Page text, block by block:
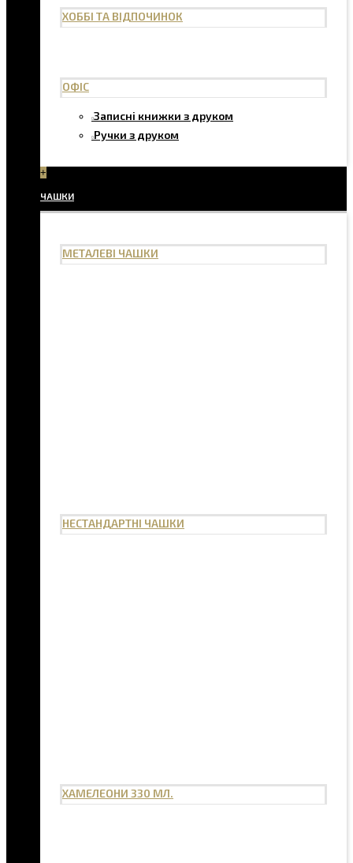
ХОББІ ТА ВІДПОЧИНОК
ОФІС
Записні книжки з друком
Ручки з друком
+
ЧАШКИ
МЕТАЛЕВІ ЧАШКИ
НЕСТАНДАРТНІ ЧАШКИ
ХАМЕЛЕОНИ 330 МЛ.